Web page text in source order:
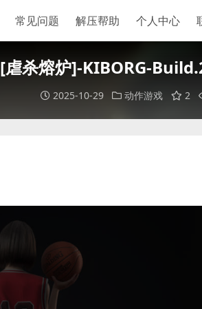
常见问题 解压帮助 个人中心
[虐杀熔炉]-KIBORG-
2025-10-29 动作游戏 2